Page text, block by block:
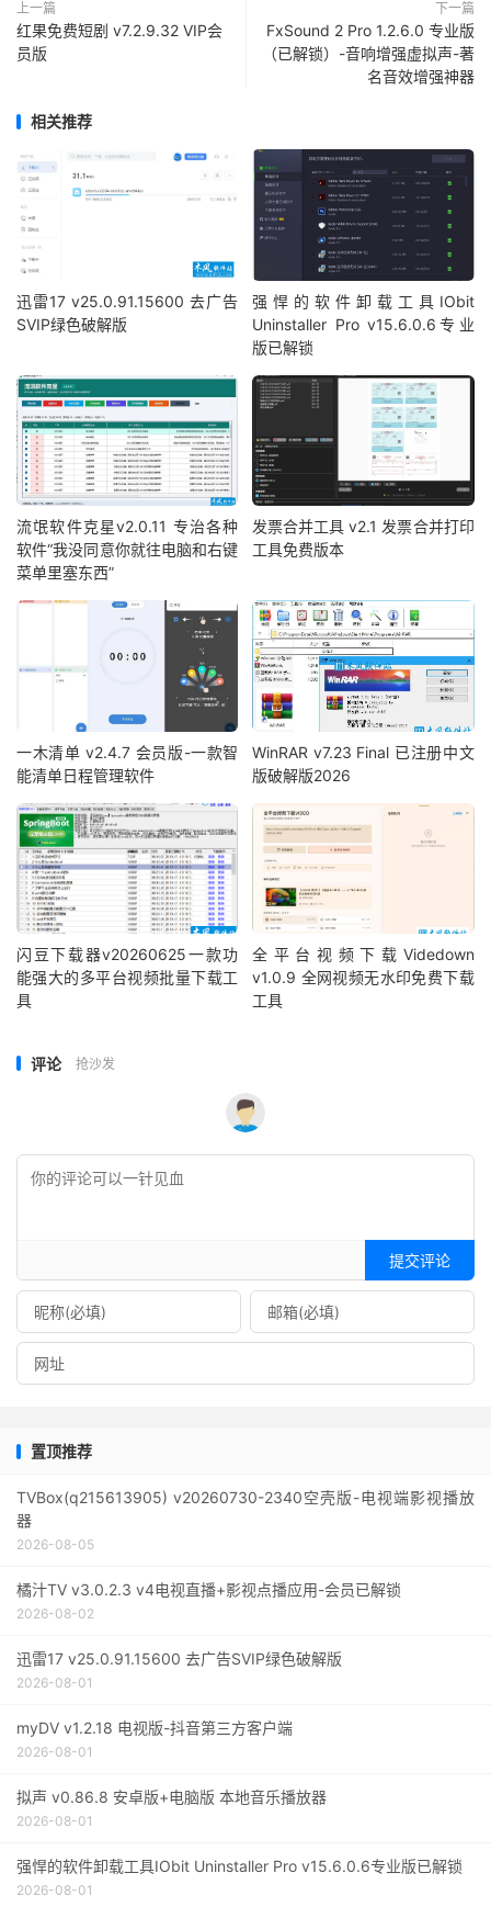
上一篇
红果免费短剧 v7.2.9.32 VIP会
员版
下一篇
FxSound 2 Pro 1.2.6.0 专业版
（已解锁）-音响增强虚拟声-著
名音效增强神器
相关推荐
迅雷17 v25.0.91.15600 去广告
SVIP绿色破解版
强悍的软件卸载工具IObit
Uninstaller Pro v15.6.0.6专业
版已解锁
流氓软件克星v2.0.11 专治各种
软件“我没同意你就往电脑和右键
菜单里塞东西”
发票合并工具 v2.1 发票合并打印
工具免费版本
一木清单 v2.4.7 会员版-一款智
能清单日程管理软件
WinRAR v7.23 Final 已注册中文
版破解版2026
闪豆下载器v20260625一款功
能强大的多平台视频批量下载工
具
全平台视频下载Videdown
v1.0.9 全网视频无水印免费下载
工具
评论 抢沙发
提交评论
置顶推荐
TVBox(q215613905) v20260730-2340空壳版-电视端影视播放
器
2026-08-05
橘汁TV v3.0.2.3 v4电视直播+影视点播应用-会员已解锁
2026-08-02
迅雷17 v25.0.91.15600 去广告SVIP绿色破解版
2026-08-01
myDV v1.2.18 电视版-抖音第三方客户端
2026-08-01
拟声 v0.86.8 安卓版+电脑版 本地音乐播放器
2026-08-01
强悍的软件卸载工具IObit Uninstaller Pro v15.6.0.6专业版已解锁
2026-08-01